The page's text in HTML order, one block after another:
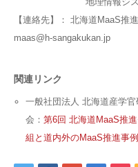
【連絡先】： 北海道MaaS
maas@h-sangakukan.jp
関連リンク
一般社団法人 北海道産学
会： 第6回 北海道MaaS推
組と道内外のMaaS推進事例